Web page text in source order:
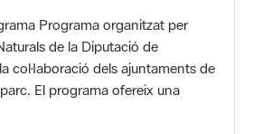
El programa ofereix una